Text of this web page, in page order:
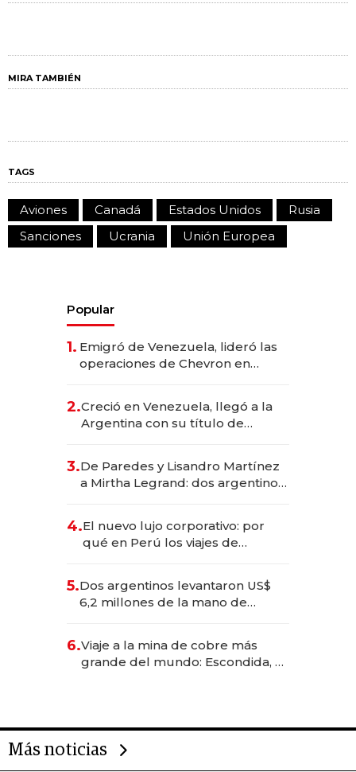
MIRA TAMBIÉN
TAGS
Aviones Canadá Estados Unidos
Rusia
Sanciones
Ucrania Unión Europea
Popular
1. Emigró de Venezuela, lideró las
operaciones de Chevron en
2.Creció en Venezuela, llegó a la
Argentina con su título de
las marcas "fast premium"
3.De Paredes y Lisandro Martínez
a Mirtha Legrand: dos argentinos
4.El nuevo lujo corporativo: por
qué en Perú los viajes de
para convertirse en experiencias
transformadoras
5.Dos argentinos levantaron US$
6,2 millones de la mano de
6.Viaje a la mina de cobre más
grande del mundo: Escondida, el
Más noticias